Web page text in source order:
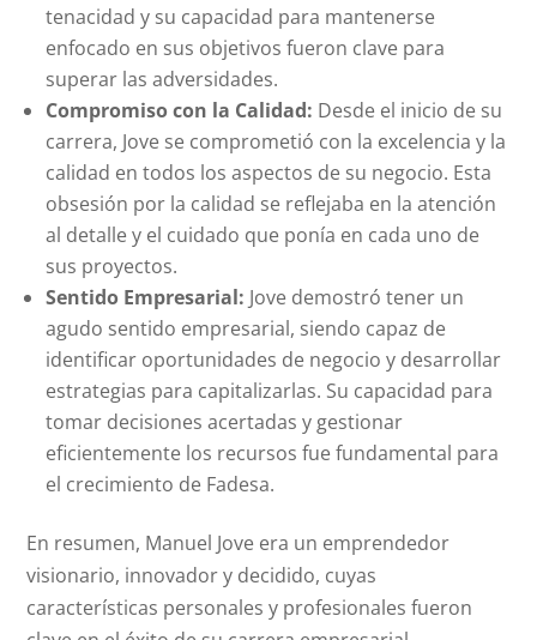
tenacidad y su capacidad para mantenerse
enfocado en sus objetivos fueron clave para
superar las adversidades.
Compromiso con la Calidad: Desde el inicio de su
carrera, Jove se comprometió con la excelencia y la
calidad en todos los aspectos de su negocio. Esta
obsesión por la calidad se reflejaba en la atención
al detalle y el cuidado que ponía en cada uno de
sus proyectos.
Sentido Empresarial: Jove demostró tener un
agudo sentido empresarial, siendo capaz de
identificar oportunidades de negocio y desarrollar
estrategias para capitalizarlas. Su capacidad para
tomar decisiones acertadas y gestionar
eficientemente los recursos fue fundamental para
el crecimiento de Fadesa.
En resumen, Manuel Jove era un emprendedor
visionario, innovador y decidido, cuyas
características personales y profesionales fueron